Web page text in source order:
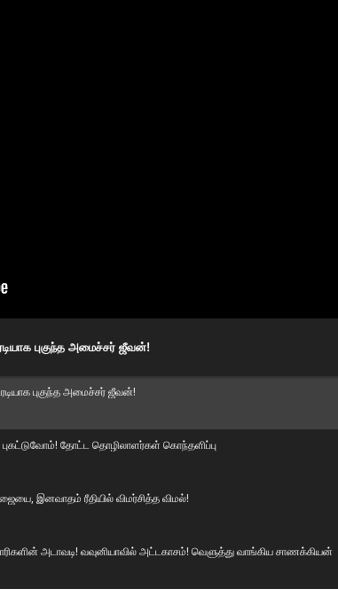
புகுந்த அமைச்சர் ஜீவன்!
புகுந்த அமைச்சர் ஜீவன்!
தோட்ட தொழிலாளர்கள் கொந்தளிப்பு
இனவாதம் ரீதியில் விமர்சித்த விமல்!
அடாவடி! வவுனியாவில் அட்டகாசம்! வெளுத்து வாங்கிய சாணக்கியன்